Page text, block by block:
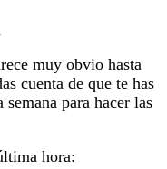
muy obvio hasta
cuenta de que te has
para hacer las
hora: